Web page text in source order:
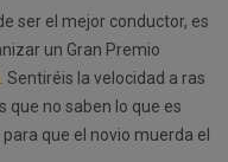
ser el mejor conductor, es
un Gran Premio
. Sentiréis la velocidad a ras
que no saben lo que es
que el novio muerda el